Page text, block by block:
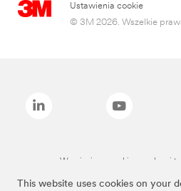
This website uses cookies on your
Ustawienia cookie
© 3M 2026. Wszelkie
Wymienione marki są znakami